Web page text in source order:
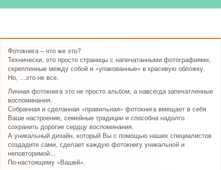
Фотокнига – что же это?
Технически, это просто страницы с напечатанными фотографиями,
скрепленные между собой и «упакованные» в красивую обложку.
Но, ...это не все.
Личная фотокнига это не просто альбом, а навсегда запечатленные
воспоминания.
Собранная и сделанная «правильная» фотокнига вмещает в себя
Ваше настроение, семейные традиции и способна надолго
сохранить дорогие сердцу воспоминания.
А уникальный дизайн, который Вы с помощью наших специалистов
создадите сами, сделает каждую фотокнигу уникальной и
неповторимой...
По-настоящему «Вашей».